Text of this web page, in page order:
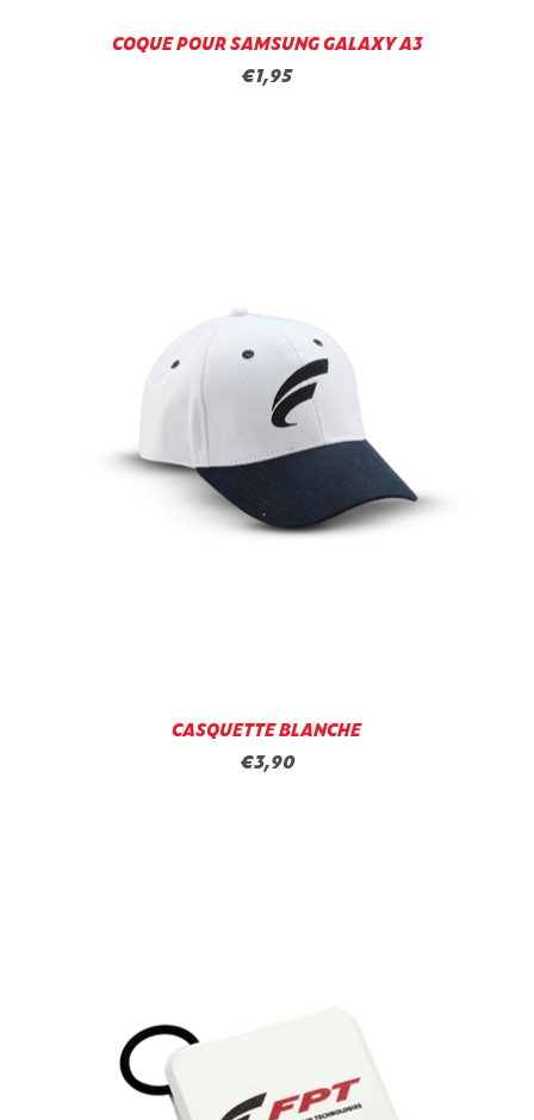
COQUE POUR SAMSUNG GALAXY A3
€1,95
CASQUETTE BLANCHE
€3,90